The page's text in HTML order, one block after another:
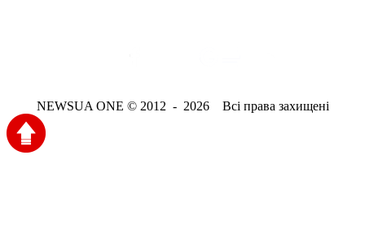
NEWSUA ONE © 2012 - 2026 Всі права захищені